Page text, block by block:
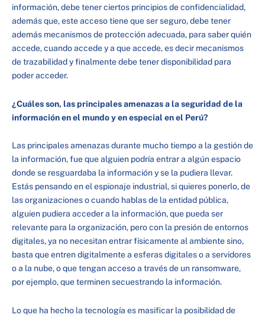
información, debe tener ciertos principios de confidencialidad,
además que, este acceso tiene que ser seguro, debe tener
además mecanismos de protección adecuada, para saber quién
accede, cuando accede y a que accede, es decir mecanismos
de trazabilidad y finalmente debe tener disponibilidad para
poder acceder.
¿Cuáles son, las principales amenazas a la seguridad de la
información en el mundo y en especial en el Perú?
Las principales amenazas durante mucho tiempo a la gestión de
la información, fue que alguien podría entrar a algún espacio
donde se resguardaba la información y se la pudiera llevar.
Estás pensando en el espionaje industrial, si quieres ponerlo, de
las organizaciones o cuando hablas de la entidad pública,
alguien pudiera acceder a la información, que pueda ser
relevante para la organización, pero con la presión de entornos
digitales, ya no necesitan entrar físicamente al ambiente sino,
basta que entren digitalmente a esferas digitales o a servidores
o a la nube, o que tengan acceso a través de un ransomware,
por ejemplo, que terminen secuestrando la información.
Lo que ha hecho la tecnología es masificar la posibilidad de